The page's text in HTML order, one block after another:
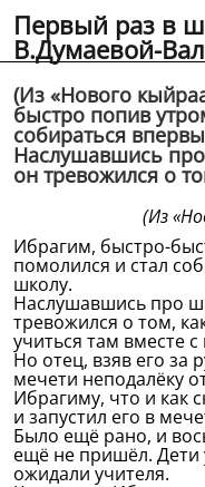
Первый раз в
В.Думаевой-
(Из «Нового
быстро попив
собираться
Наслушавшись
он тревожился о
(Из
Ибрагим, быстро-
помолился и стал
школу.
Наслушавшись про
тревожился о том,
учиться там вместе
Но отец, взяв его за
мечети неподалёку
Ибрагиму, что и как
и запустил его в
Было ещё рано, и
ещё не пришёл. Дети
ожидали учителя.